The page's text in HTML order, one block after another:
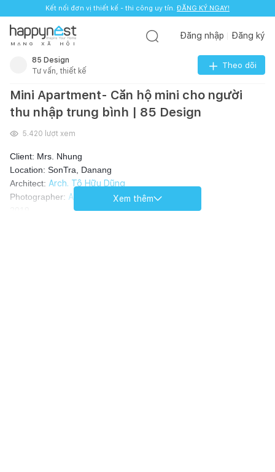
Kết nối đơn vị thiết kế - thi công uy tín. ĐĂNG KÝ NGAY!
M Ạ N G X Ã H Ộ I
Đăng nhập Đăng ký
85 Design
Tư vấn, thiết kế
Theo dõi
Mini Apartment- Căn hộ mini cho người
thu nhập trung bình | 85 Design
5.420 lượt xem
Client: Mrs. Nhung
Location: SonTra, Danang
Architect: Arch. Tô Hữu Dũng
Photographer: Arch. Tô Hữu Dũng
Xem thêm